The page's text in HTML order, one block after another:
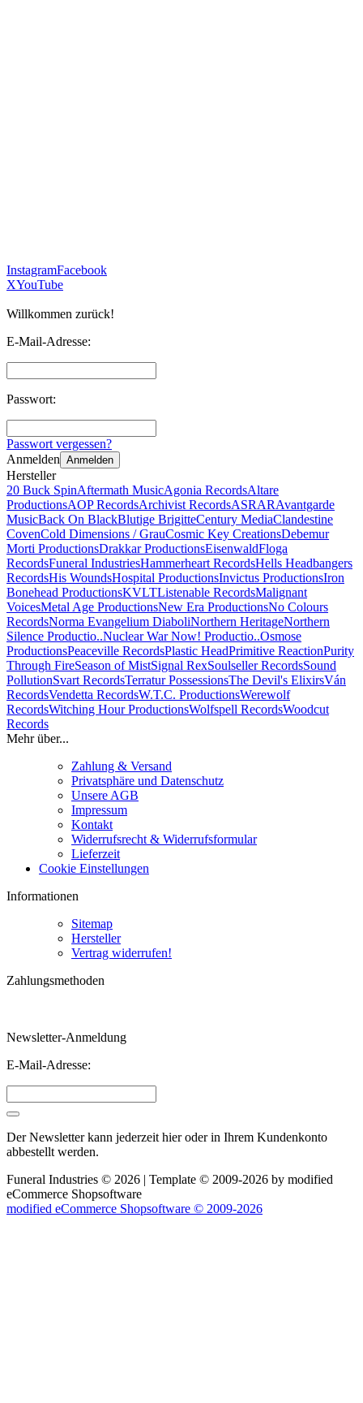
InstagramFacebook
XYouTube
Willkommen zurück!
E-Mail-Adresse:
Passwort:
Passwort vergessen?
Anmelden Anmelden
Hersteller
20 Buck SpinAftermath MusicAgonia RecordsAltare
ProductionsAOP RecordsArchivist RecordsASRARAvantgarde
MusicBack On BlackBlutige BrigitteCentury MediaClandestine
CovenCold Dimensions / GrauCosmic Key CreationsDebemur
Morti ProductionsDrakkar ProductionsEisenwaldFloga
RecordsFuneral IndustriesHammerheart RecordsHells Headbangers
RecordsHis WoundsHospital ProductionsInvictus ProductionsIron
Bonehead ProductionsKVLTListenable RecordsMalignant
VoicesMetal Age ProductionsNew Era ProductionsNo Colours
RecordsNorma Evangelium DiaboliNorthern HeritageNorthern
Silence Productio..Nuclear War Now! Productio..Osmose
ProductionsPeaceville RecordsPlastic HeadPrimitive ReactionPurity
Through FireSeason of MistSignal RexSoulseller RecordsSound
PollutionSvart RecordsTerratur PossessionsThe Devil's ElixirsVán
RecordsVendetta RecordsW.T.C. ProductionsWerewolf
RecordsWitching Hour ProductionsWolfspell RecordsWoodcut
Records
Mehr über...
Zahlung & Versand
Privatsphäre und Datenschutz
Unsere AGB
Impressum
Kontakt
Widerrufsrecht & Widerrufsformular
Lieferzeit
Cookie Einstellungen
Informationen
Sitemap
Hersteller
Vertrag widerrufen!
Zahlungsmethoden
Newsletter-Anmeldung
E-Mail-Adresse:
Der Newsletter kann jederzeit hier oder in Ihrem Kundenkonto
abbestellt werden.
Funeral Industries © 2026 | Template © 2009-2026 by modified
eCommerce Shopsoftware
modified eCommerce Shopsoftware © 2009-2026